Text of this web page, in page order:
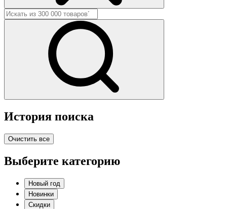
История поиска
Очистить все
Выберите категорию
Новый год
Новинки
Скидки